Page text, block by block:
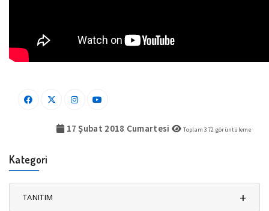
17 Şubat 2018 Cumartesi Toplam372 görüntüleme
Kategori
TANITIM +